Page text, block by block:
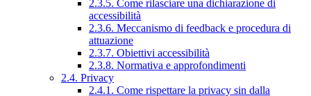
2.3.5. Come rilasciare una dichiarazione di
accessibilità
2.3.6. Meccanismo di feedback e procedura di
attuazione
2.3.7. Obiettivi accessibilità
2.3.8. Normativa e approfondimenti
2.4. Privacy
2.4.1. Come rispettare la privacy sin dalla